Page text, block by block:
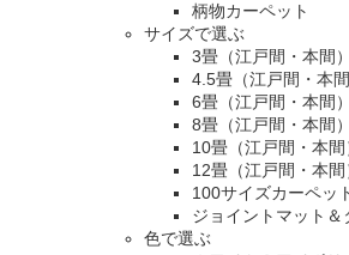
柄物カーペット
サイズで選ぶ
3畳（江戸間・本間
4.5畳（江戸間・本
6畳（江戸間・本間
8畳（江戸間・本間
10畳（江戸間・本間
12畳（江戸間・本間
100サイズカーペッ
ジョイントマット＆
色で選ぶ